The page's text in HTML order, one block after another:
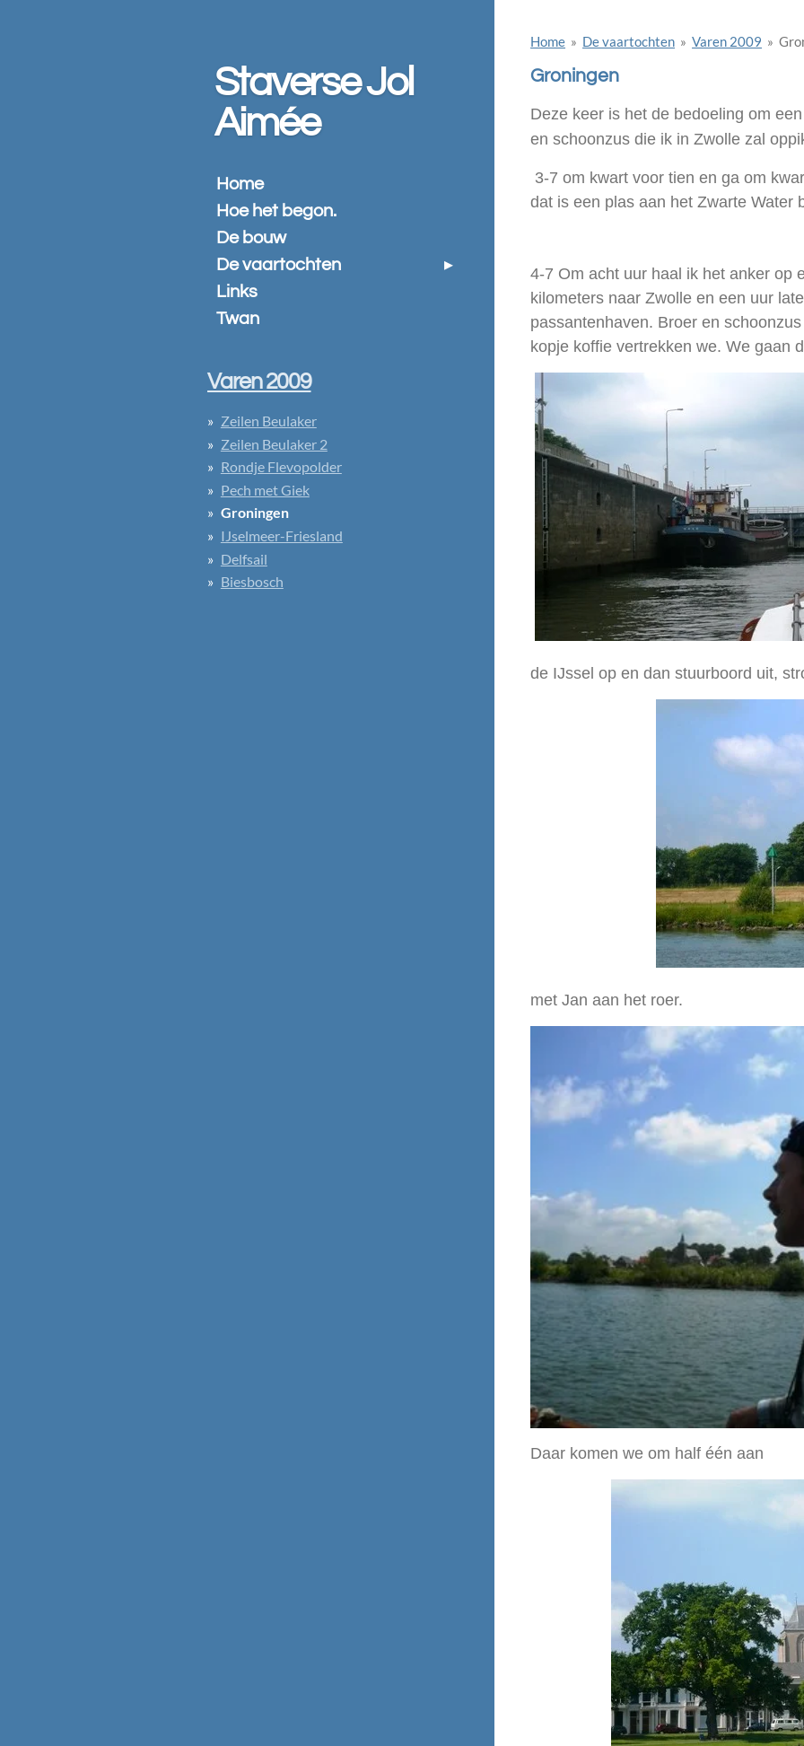
Home » De vaartochten » Varen 2009 »
Groningen
Deze keer is het de bedoeling om
en schoonzus die ik in Zwolle zal
3-7 om kwart voor tien en ga om
dat is een plas aan het Zwarte Water
4-7 Om acht uur haal ik het anker op
kilometers naar Zwolle en een uur
passantenhaven. Broer en
kopje koffie vertrekken we. We gaan
de IJssel op en dan stuurboord uit,
met Jan aan het roer.
Daar komen we om half één aan
Staverse Jol
Aimée
Home
Hoe het begon.
De bouw
De vaartochten
Links
Twan
Varen 2009
Zeilen Beulaker
Zeilen Beulaker 2
Rondje Flevopolder
Pech met Giek
Groningen
IJselmeer-Friesland
Delfsail
Biesbosch